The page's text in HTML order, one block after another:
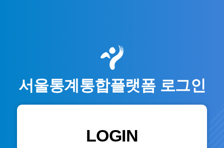
서울통계통합플랫폼 로그인
LOGIN